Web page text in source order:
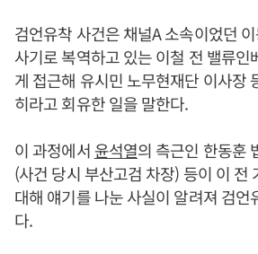
검언유착 사건은 채널A 소속이었던
사기로 복역하고 있는 이철 전 밸류인
게 접근해 유시민 노무현재단 이사장
히라고 회유한 일을 말한다.
이 과정에서 윤석열의 측근인 한동훈
(사건 당시 부산고검 차장) 등이 이 전
대해 얘기를 나눈 사실이 알려져 검언
다.